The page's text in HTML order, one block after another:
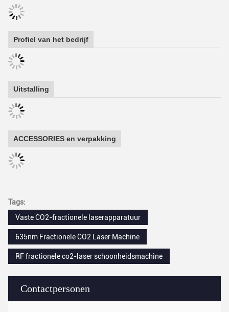
Contactpersonen
Profiel van het bedrijf
Uitstalling
ACCESSORIES en verpakking
Tags:
Vaste CO2-fractionele laserapparatuur
635nm Fractionele CO2 Laser Machine
RF fractionele co2-laser schoonheidsmachine